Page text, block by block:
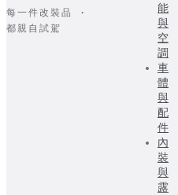
每一件改裝品 ·
都親自試駕
能
與
空
調
車
體
與
配
件
內
裝
與
露